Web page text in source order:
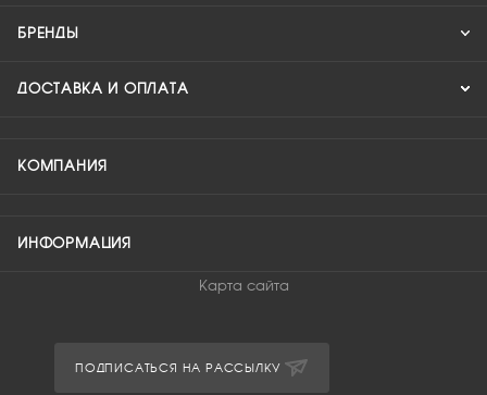
БРЕНДЫ
ДОСТАВКА И ОПЛАТА
КОМПАНИЯ
ИНФОРМАЦИЯ
Карта сайта
ПОДПИСАТЬСЯ НА РАССЫЛКУ